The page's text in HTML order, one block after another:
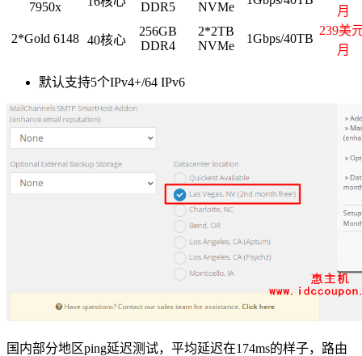
7950x DDR5 NVMe
月
2*Gold 6148 40核心
256GB
DDR4
2*2TB
NVMe
1Gbps/40TB
239美
月
默认支持5个IPv4+/64 IPv6
国内部分地区ping延迟测试，平均延迟在174ms的样子，路由